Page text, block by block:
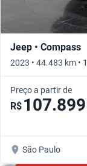
Jeep • Compass
2023 • 44.483 km •
Preço a partir de
R$ 107.899
São Paulo